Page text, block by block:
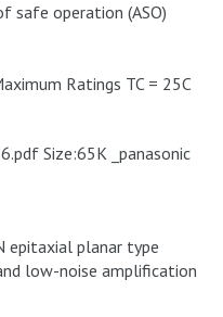
safe operation (ASO)
Ratings TC = 25C
Size:65K _panasonic
epitaxial planar type
low-noise amplification